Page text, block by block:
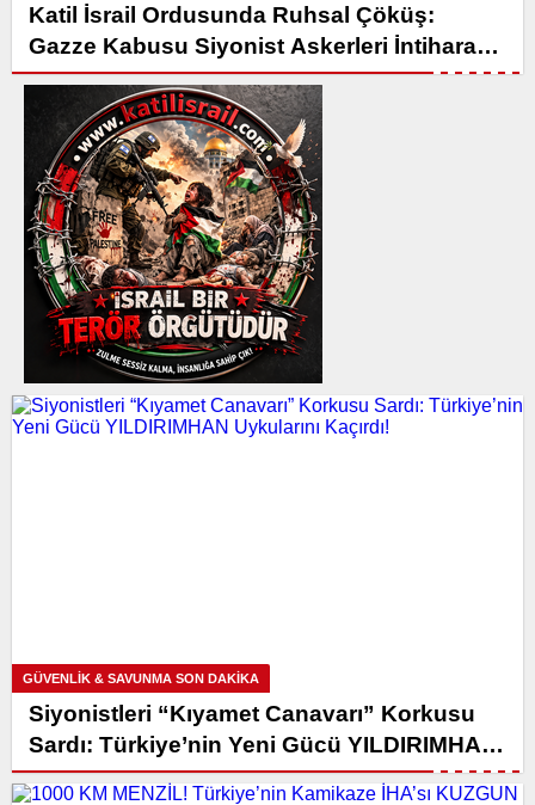
Katil İsrail Ordusunda Ruhsal Çöküş:
Gazze Kabusu Siyonist Askerleri İntihara
Sürüklüyor!
GÜVENLİK & SAVUNMA SON DAKİKA
Siyonistleri “Kıyamet Canavarı” Korkusu
Sardı: Türkiye’nin Yeni Gücü YILDIRIMHAN
Uykularını Kaçırdı!